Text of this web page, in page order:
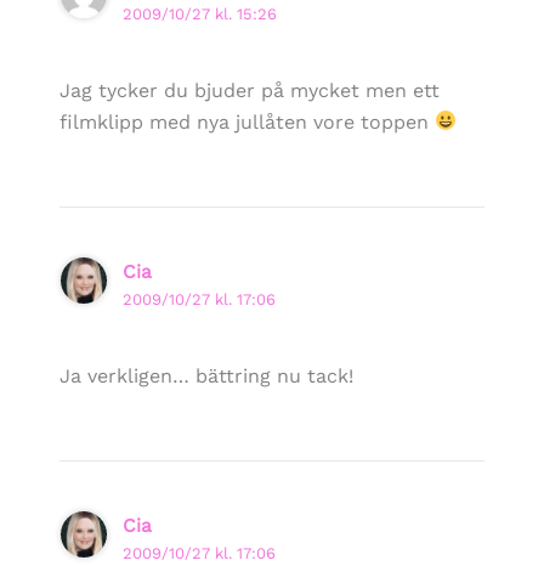
2009/10/27 kl. 15:26
Jag tycker du bjuder på mycket men ett
filmklipp med nya jullåten vore toppen
Cia
2009/10/27 kl. 17:06
Ja verkligen… bättring nu tack!
Cia
2009/10/27 kl. 17:06